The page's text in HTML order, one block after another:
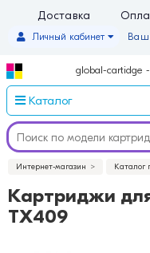
Доставка
Личный кабинет
global-cartidge -
Каталог
Интернет-магазин Каталог
Картриджи
TX409